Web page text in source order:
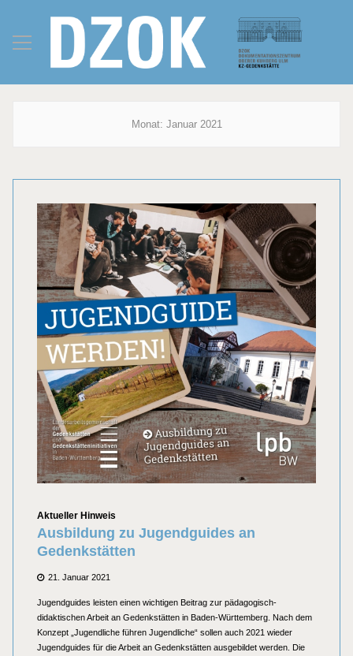
Monat: Januar 2021
Kategorien
Aktueller Hinweis
Ausbildung zu Jugendguides an
Gedenkstätten
Posted
21. Januar 2021
Jugendguides leisten einen wichtigen Beitrag zur pädagogisch-
didaktischen Arbeit an Gedenkstätten in Baden-Württemberg. Nach dem
Konzept „Jugendliche führen Jugendliche“ sollen auch 2021 wieder
Jugendguides für die Arbeit an Gedenkstätten ausgebildet werden. Die